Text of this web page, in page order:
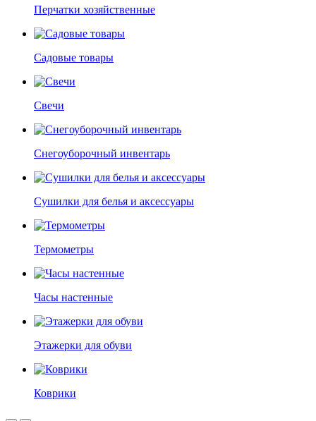
Перчатки хозяйственные
Садовые товары
Свечи
Снегоуборочный инвентарь
Сушилки для белья и аксессуары
Термометры
Часы настенные
Этажерки для обуви
Коврики